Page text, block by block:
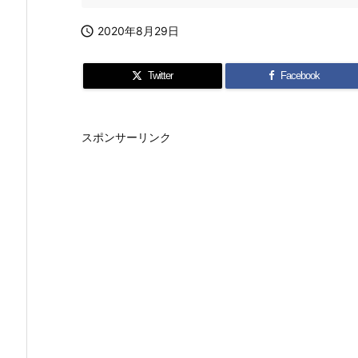
 2020年8月29日
Twitter Facebook
スポンサーリンク